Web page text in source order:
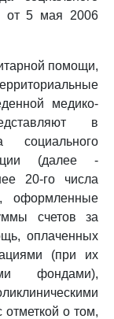
от 5 мая 2006
помощи,
медико-
в
социального
(далее -
20-го числа
оформленные
счетов за
оплаченных
(при их
фондами),
отметкой о том,